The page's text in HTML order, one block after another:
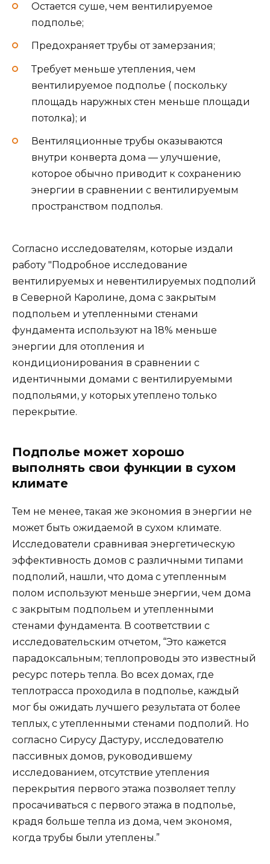
Остается суше, чем вентилируемое
подполье;
Предохраняет трубы от замерзания;
Требует меньше утепления, чем
вентилируемое подполье ( поскольку
площадь наружных стен меньше площади
потолка); и
Вентиляционные трубы оказываются
внутри конверта дома — улучшение,
которое обычно приводит к сохранению
энергии в сравнении с вентилируемым
пространством подполья.
Согласно исследователям, которые издали
работу "Подробное исследование
вентилируемых и невентилируемых подполий
в Северной Каролине, дома с закрытым
подпольем и утепленными стенами
фундамента используют на 18% меньше
энергии для отопления и
кондиционирования в сравнении с
идентичными домами с вентилируемыми
подпольями, у которых утеплено только
перекрытие.
Подполье может хорошо
выполнять свои функции в сухом
климате
Тем не менее, такая же экономия в энергии не
может быть ожидаемой в сухом климате.
Исследователи сравнивая энергетическую
эффективность домов с различными типами
подполий, нашли, что дома с утепленным
полом используют меньше энергии, чем дома
с закрытым подпольем и утепленными
стенами фундамента. В соответствии с
исследовательским отчетом, “Это кажется
парадоксальным; теплопроводы это известный
ресурс потерь тепла. Во всех домах, где
теплотрасса проходила в подполье, каждый
мог бы ожидать лучшего результата от более
теплых, с утепленными стенами подполий. Но
согласно Сирусу Дастуру, исследователю
пассивных домов, руководившему
исследованием, отсутствие утепления
перекрытия первого этажа позволяет теплу
просачиваться с первого этажа в подполье,
крадя больше тепла из дома, чем экономя,
когда трубы были утеплены.”